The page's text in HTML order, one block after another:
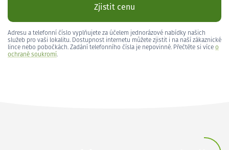
Zjistit cenu
Adresu a telefonní číslo vyplňujete za účelem jednorázové nabídky našich
služeb pro vaši lokalitu. Dostupnost internetu můžete zjistit i na naší zákaznické
lince nebo pobočkách. Zadání telefonního čísla je nepovinné. Přečtěte si více o
ochraně soukromí.